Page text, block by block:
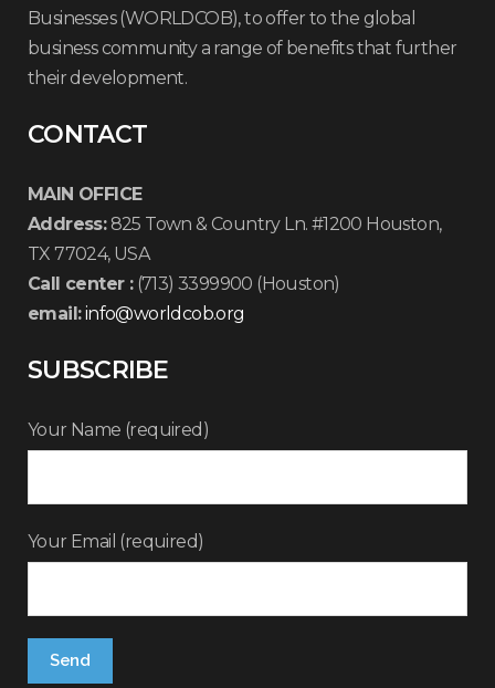
Businesses (WORLDCOB), to offer to the global
business community a range of benefits that further
their development.
CONTACT
MAIN OFFICE
Address:825 Town & Country Ln. #1200 Houston,
TX 77024, USA
Call center :(713) 3399900 (Houston)
email:info@worldcob.org
SUBSCRIBE
Your Name (required)
Your Email (required)